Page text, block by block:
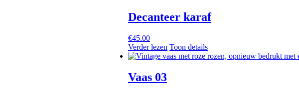
Decanteer karaf
€45.00
Verder lezen Toon details
Vaas 03